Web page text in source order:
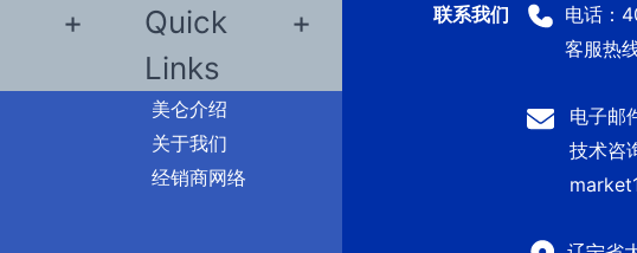
Quick
Links
美仑介绍
关于我们
经销商网络
电话：
客服热
电子邮
技术咨